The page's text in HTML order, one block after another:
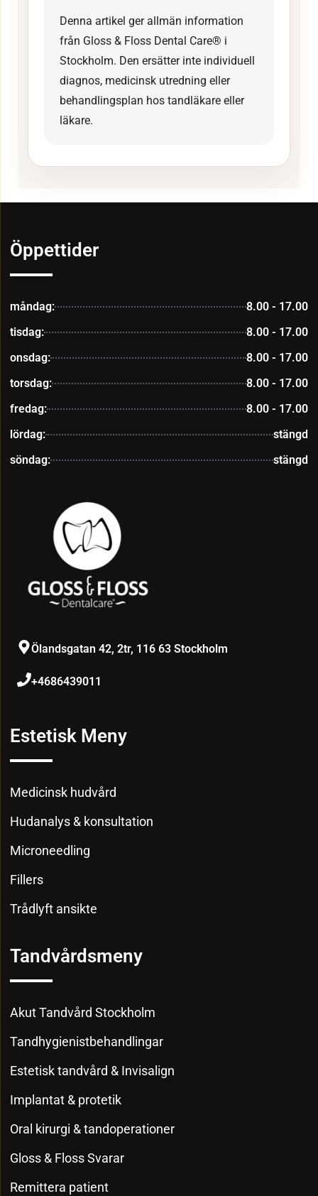
Denna artikel ger allmän information
från Gloss & Floss Dental Care® i
Stockholm. Den ersätter inte individuell
diagnos, medicinsk utredning eller
behandlingsplan hos tandläkare eller
läkare.
Ölandsgatan 42, 2tr, 116 63 Stockholm
+4686439011
Tandvårdsmeny
Akut Tandvård Stockholm
Tandhygienistbehandlingar
Estetisk tandvård & Invisalign
Implantat & protetik
Oral kirurgi & tandoperationer
Gloss & Floss Svarar
Remittera patient
Estetisk Meny
Medicinsk hudvård
Hudanalys & konsultation
Microneedling
Fillers
Trådlyft ansikte
Öppettider
måndag:
8.00 - 17.00
tisdag:
8.00 - 17.00
onsdag:
8.00 - 17.00
torsdag:
8.00 - 17.00
fredag:
8.00 - 17.00
lördag:
stängd
söndag:
stängd